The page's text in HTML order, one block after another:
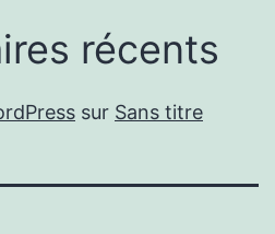
récents
sur Sans titre